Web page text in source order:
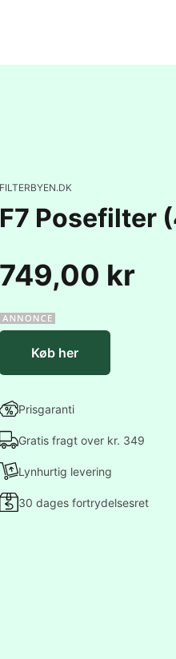
FILTERBYEN.DK
F7 Posefilter
749,00 kr
Køb her
Prisgaranti
Gratis fragt over kr. 349
Lynhurtig levering
30 dages fortrydelsesret